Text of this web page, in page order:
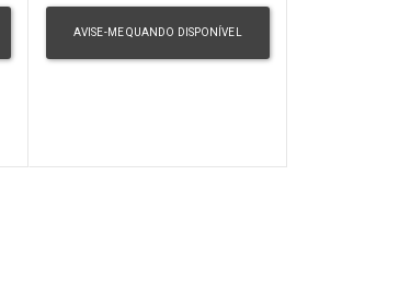
AVISE-ME QUANDO DISPONÍVEL